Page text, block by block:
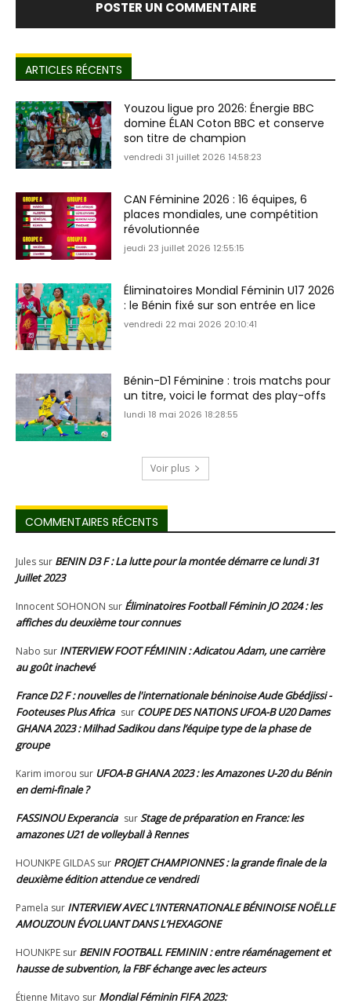
ARTICLES RÉCENTS
Youzou ligue pro 2026: Énergie BBC
domine ÉLAN Coton BBC et conserve
son titre de champion
vendredi 31 juillet 2026 14:58:23
CAN Féminine 2026 : 16 équipes, 6
places mondiales, une compétition
révolutionnée
jeudi 23 juillet 2026 12:55:15
Éliminatoires Mondial Féminin U17 2026
: le Bénin fixé sur son entrée en lice
vendredi 22 mai 2026 20:10:41
Bénin-D1 Féminine : trois matchs pour
un titre, voici le format des play-offs
lundi 18 mai 2026 18:28:55
Voir plus
COMMENTAIRES RÉCENTS
Jules sur BENIN D3 F : La lutte pour la montée démarre ce lundi 31
Juillet 2023
Innocent SOHONON sur Éliminatoires Football Féminin JO 2024 : les
affiches du deuxième tour connues
Nabo sur INTERVIEW FOOT FÉMININ : Adicatou Adam, une carrière
au goût inachevé
France D2 F : nouvelles de l'internationale béninoise Aude Gbédjissi -
Footeuses Plus Africa sur COUPE DES NATIONS UFOA-B U20 Dames
GHANA 2023 : Milhad Sadikou dans l’équipe type de la phase de
groupe
Karim imorou sur UFOA-B GHANA 2023 : les Amazones U-20 du Bénin
en demi-finale ?
FASSINOU Experancia surStage de préparation en France: les
amazones U21 de volleyball à Rennes
HOUNKPE GILDAS sur PROJET CHAMPIONNES : la grande finale de la
deuxième édition attendue ce vendredi
Pamela sur INTERVIEW AVEC L’INTERNATIONALE BÉNINOISE NOËLLE
AMOUZOUN ÉVOLUANT DANS L’HEXAGONE
HOUNKPE sur BENIN FOOTBALL FEMININ : entre réaménagement et
hausse de subvention, la FBF échange avec les acteurs
Étienne Mitavo sur Mondial Féminin FIFA 2023: